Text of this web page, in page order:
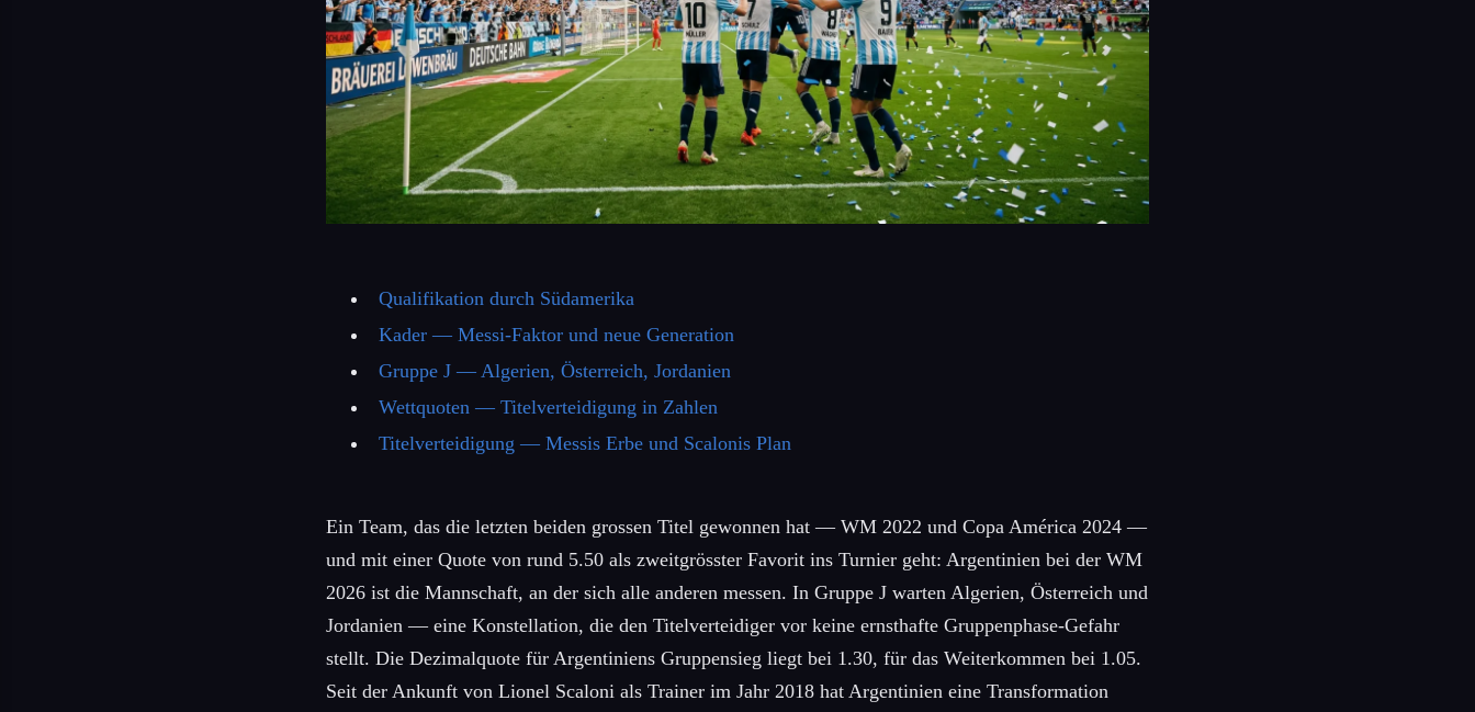
Qualifikation durch Südamerika
Kader — Messi-Faktor und neue Generation
Gruppe J — Algerien, Österreich, Jordanien
Wettquoten — Titelverteidigung in Zahlen
Titelverteidigung — Messis Erbe und Scalonis Plan
Ein Team, das die letzten beiden grossen Titel gewonnen hat — WM 2022 und Copa América 2024 —
und mit einer Quote von rund 5.50 als zweitgrösster Favorit ins Turnier geht: Argentinien bei der WM
2026 ist die Mannschaft, an der sich alle anderen messen. In Gruppe J warten Algerien, Österreich und
Jordanien — eine Konstellation, die den Titelverteidiger vor keine ernsthafte Gruppenphase-Gefahr
stellt. Die Dezimalquote für Argentiniens Gruppensieg liegt bei 1.30, für das Weiterkommen bei 1.05.
Seit der Ankunft von Lionel Scaloni als Trainer im Jahr 2018 hat Argentinien eine Transformation